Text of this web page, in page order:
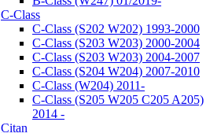
C-Class
C-Class (S202 W202) 1993-2000
C-Class (S203 W203) 2000-2004
C-Class (S203 W203) 2004-2007
C-Class (S204 W204) 2007-2010
C-Class (W204) 2011-
C-Class (S205 W205 C205 A205)
2014 -
Citan